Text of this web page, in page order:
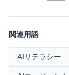
関連用語
AIリテラシー